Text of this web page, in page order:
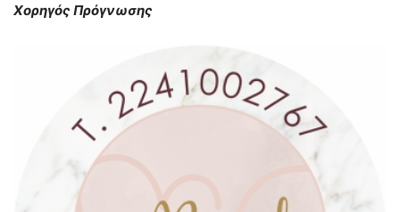
Χορηγός Πρόγνωσης